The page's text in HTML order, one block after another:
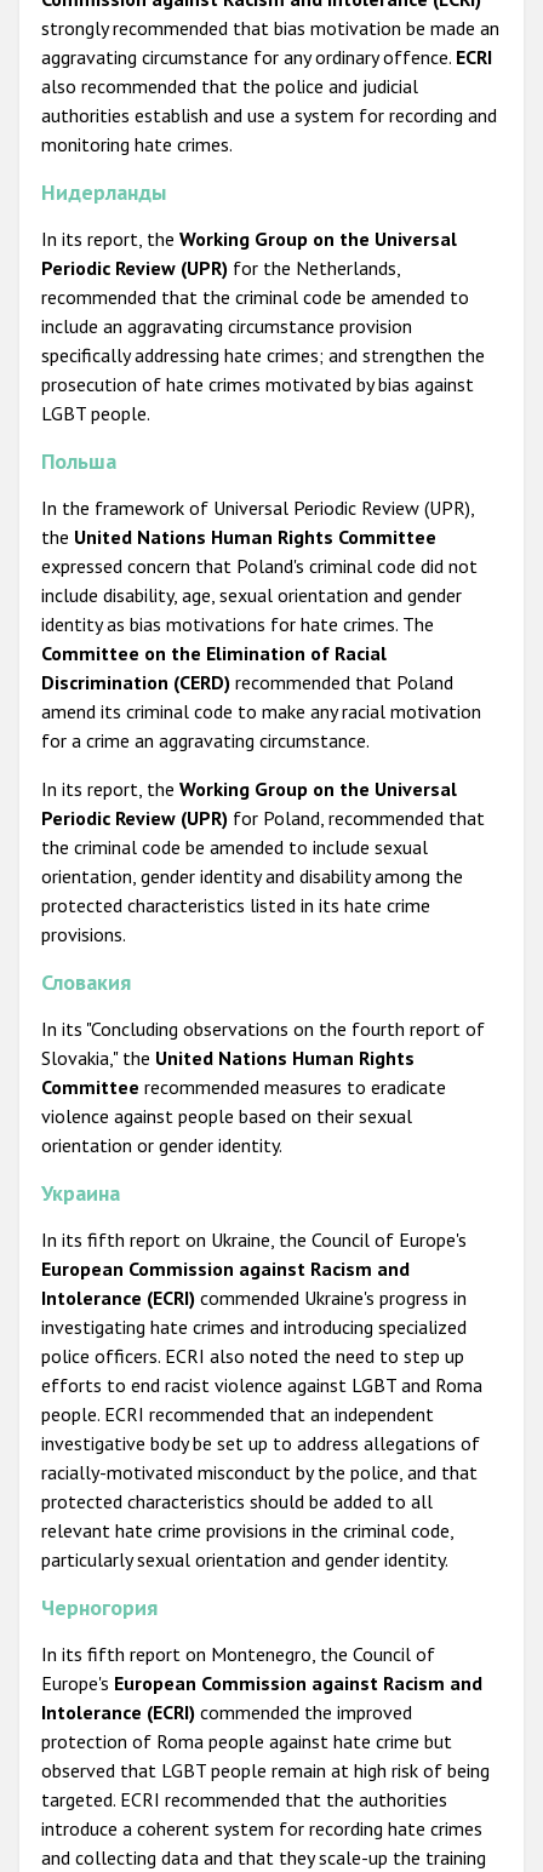
strongly recommended that bias motivation be made an
aggravating circumstance for any ordinary offence. ECRI
also recommended that the police and judicial
authorities establish and use a system for recording and
monitoring hate crimes.
Нидерланды
In its report, the Working Group on the Universal
Periodic Review (UPR) for the Netherlands,
recommended that the criminal code be amended to
include an aggravating circumstance provision
specifically addressing hate crimes; and strengthen the
prosecution of hate crimes motivated by bias against
LGBT people.
Польша
In the framework of Universal Periodic Review (UPR),
the United Nations Human Rights Committee
expressed concern that Poland's criminal code did not
include disability, age, sexual orientation and gender
identity as bias motivations for hate crimes. The
Committee on the Elimination of Racial
Discrimination (CERD) recommended that Poland
amend its criminal code to make any racial motivation
for a crime an aggravating circumstance.
In its report, the Working Group on the Universal
Periodic Review (UPR) for Poland, recommended that
the criminal code be amended to include sexual
orientation, gender identity and disability among the
protected characteristics listed in its hate crime
provisions.
Словакия
In its "Concluding observations on the fourth report of
Slovakia," the United Nations Human Rights
Committee recommended measures to eradicate
violence against people based on their sexual
orientation or gender identity.
Украина
In its fifth report on Ukraine, the Council of Europe's
European Commission against Racism and
Intolerance (ECRI) commended Ukraine's progress in
investigating hate crimes and introducing specialized
police officers. ECRI also noted the need to step up
efforts to end racist violence against LGBT and Roma
people. ECRI recommended that an independent
investigative body be set up to address allegations of
racially-motivated misconduct by the police, and that
protected characteristics should be added to all
relevant hate crime provisions in the criminal code,
particularly sexual orientation and gender identity.
Черногория
In its fifth report on Montenegro, the Council of
Europe's European Commission against Racism and
Intolerance (ECRI) commended the improved
protection of Roma people against hate crime but
observed that LGBT people remain at high risk of being
targeted. ECRI recommended that the authorities
introduce a coherent system for recording hate crimes
and collecting data and that they scale-up the training